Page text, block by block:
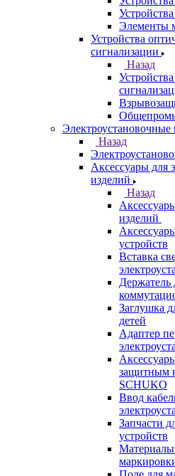
Элементы
Устройства
сигнализации
Назад
Электроустановочные
Назад
Аксессуары для
изделий
Назад
изделий
устройств
Вставка
Заглушка
детей
Адаптер
защитным
SCHUKO
Ввод
Запчасти
устройств